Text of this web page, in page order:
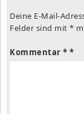
Deine E-Mail-
Felder sind mit *
Kommentar *